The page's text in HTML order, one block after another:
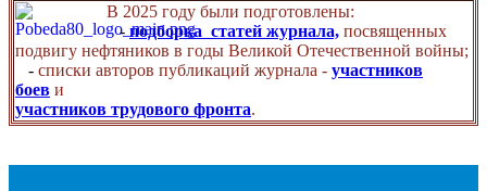
В 2025 году были подготовлены:
- подборка статей журнала, посвященных
подвигу нефтяников в годы Великой Отечественной войны;
- списки авторов публикаций журнала - участников
боев и
участников трудового фронта.